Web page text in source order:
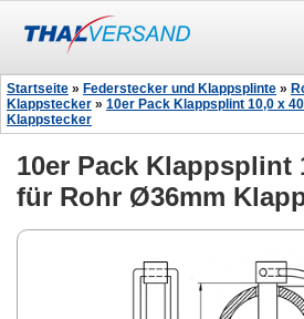
Startseite » Federstecker und Klappsplinte »
Klappstecker » 10er Pack Klappsplint 10,0 x
Klappstecker
10er Pack Klappsplint
für Rohr Ø36mm